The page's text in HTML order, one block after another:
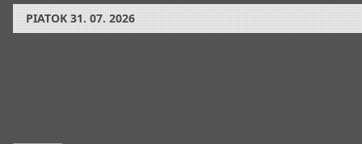
PIATOK 31. 07. 2026